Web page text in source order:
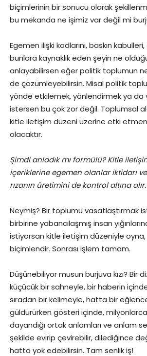
biçimlerinin bir sonucu olarak
bu mekanda ne işimiz var değil mi
Egemen ilişki kodlarını, baskın
bunlara kaynaklık eden şeyin ne
anlayabilirsen eğer politik toplumun
de çözümleyebilirsin. Misal politik
yönde etkilemek, yönlendirmek ya da
istersen bu çok zor değil. Toplumsal
kitle iletişim düzeni üzerine etki
olacaktır.
Şimdi anladık mı formülü? Kitle
içeriklerine egemen olanlar iktidarı
rızanın üretimini de kontrol altına alır.
Neymiş? Bir toplumu vasatlaştırmak
birbirine yabancılaşmış insan
istiyorsan kitle iletişim düzeniyle oyna,
biçimlendir. Sonrası işlem tamam.
Düşünebiliyor musun burjuva kızı? Bir
küçücük bir sahneyle, bir haberin
sıradan bir kelimeyle, hatta bir
güldürürken gösteri içinde, milyonlarca
dayandığı ortak anlamları ve anlam
şekilde evirip çevirebilir, dilediğince
hatta yok edebilirsin. Tam senlik iş!